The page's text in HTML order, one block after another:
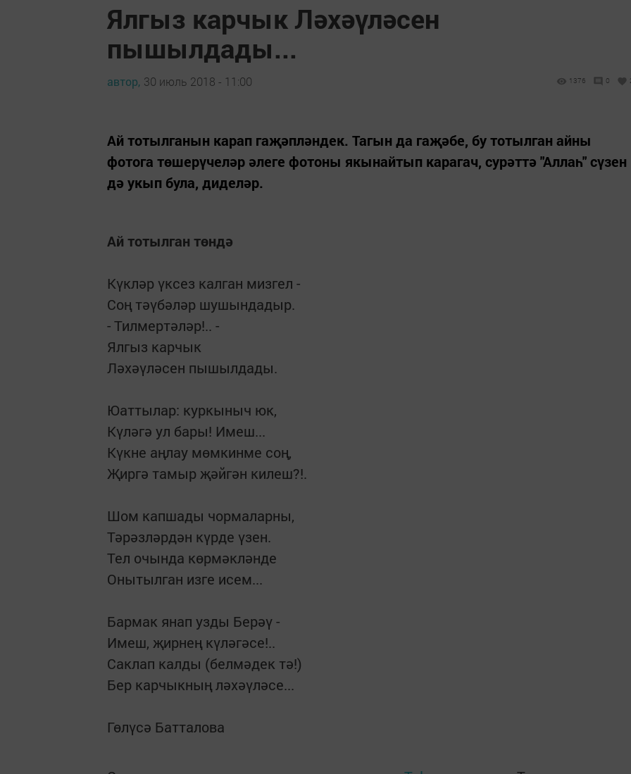
Ялгыз карчык Ләхәүләсен
пышылдады...
автор, 30 июль 2018 - 11:00 1376 0
Ай тотылганын карап гаҗәпләндек. Тагын да гаҗәбе, бу тотылган айны
фотога төшерүчеләр әлеге фотоны якынайтып карагач, сурәттә "Аллаһ" сүзен
дә укып була, диделәр.
Ай тотылган төндә
Күкләр үксез калган мизгел -
Соң тәүбәләр шушындадыр.
- Тилмертәләр!.. -
Ялгыз карчык
Ләхәүләсен пышылдады.
Юаттылар: куркыныч юк,
Күләгә ул бары! Имеш...
Күкне аңлау мөмкинме соң,
Җиргә тамыр җәйгән килеш?!.
Шом капшады чормаларны,
Тәрәзләрдән күрде үзен.
Тел очында көрмәкләнде
Онытылган изге исем...
Бармак янап узды Берәү -
Имеш, җирнең күләгәсе!..
Саклап калды (белмәдек тә!)
Бер карчыкның ләхәүләсе...
Гөлүсә Батталова